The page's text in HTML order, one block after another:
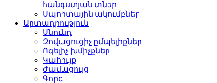
հանգստյան տներ
Սպորտային ակումբներ­
Արտադրություն
Սնունդ­
Զովացուցիչ ըմպելիքներ
Ոգելիչ խմիչքներ­
Կահույք­
Ժամացույց­
Գորգ­